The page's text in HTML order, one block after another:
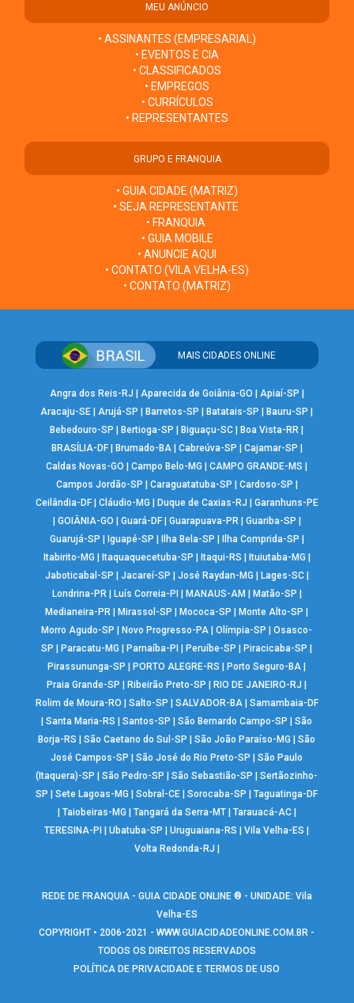
MEU ANÚNCIO
• ASSINANTES (EMPRESARIAL)
• EVENTOS E CIA
• CLASSIFICADOS
• EMPREGOS
• CURRÍCULOS
• REPRESENTANTES
GRUPO E FRANQUIA
• GUIA CIDADE (MATRIZ)
• SEJA REPRESENTANTE
• FRANQUIA
• GUIA MOBILE
• ANUNCIE AQUI
• CONTATO (VILA VELHA-ES)
• CONTATO (MATRIZ)
MAIS CIDADES ONLINE
Angra dos Reis-RJ Aparecida de Goiânia-GO Apiaí-SP
Aracaju-SE |Arujá-SP Barretos-SP Batatais-SP Bauru-SP
Bebedouro-SP
Bertioga-SP Biguaçu-SC Boa Vista-RR
BRASÍLIA-DF| Brumado-BA| Cabreúva-SP Cajamar-SP
Caldas Novas-GO
|Campo Belo-MG |CAMPO GRANDE-MS
Campos Jordão-SP
Caraguatatuba-SP Cardoso-SP
Ceilândia-DF| Cláudio-MG Duque de Caxias-RJ
Garanhuns-PE
GOIÂNIA-GO Guará-DF| Guarapuava-PR| Guariba-SP
Guarujá-SP
Iguapé-SP Ilha Bela-SP Ilha Comprida-SP
Itabirito-MG
Itaquaquecetuba-SP Itaqui-RS Ituiutaba-MG
Jaboticabal-SP
Jacareí-SP José Raydan-MG Lages-SC|
Londrina-PR| Luís Correia-PI MANAUS-AM Matão-SP
Medianeira-PR
Mirassol-SP Mococa-SP Monte Alto-SP
Morro Agudo-SP
Novo Progresso-PA |Olímpia-SP |Osasco-
SP
Paracatu-MG Parnaíba-PI Peruíbe-SP Piracicaba-SP
Pirassununga-SP
PORTO ALEGRE-RS Porto Seguro-BA
Praia Grande-SP
Ribeirão Preto-SP RIO DE JANEIRO-RJ
Rolim de Moura-RO
Salto-SP SALVADOR-BA| Samambaia-DF
|Santa Maria-RS |Santos-SP |São Bernardo Campo-SP |São
Borja-RS
|São Caetano do Sul-SP |São João Paraíso-MG |São
José Campos-SP
|São José do Rio Preto-SP |São Paulo
(Itaquera)-SP
|São Pedro-SP |São Sebastião-SP |Sertãozinho-
SP
|Sete Lagoas-MG |Sobral-CE |Sorocaba-SP |Taguatinga-DF
Taiobeiras-MG Tangará da Serra-MT| Tarauacá-AC|
TERESINA-PI
|Ubatuba-SP |Uruguaiana-RS |Vila Velha-ES
Volta Redonda-RJ
REDE DE FRANQUIA - GUIA CIDADE ONLINE ® - UNIDADE: Vila
Velha-ES
COPYRIGHT • 2006-2021 -WWW.GUIACIDADEONLINE.COM.BR -
TODOS OS DIREITOS RESERVADOS
POLÍTICA DE PRIVACIDADE E TERMOS DE USO